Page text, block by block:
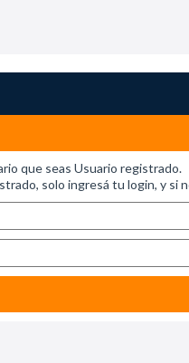
acierto estuvo en el
cuando aparece como
tiene nada que ver
duda que es Luisa
especialmente al
de verla dos
técnico, sino por
Fue en cierta
y no por eso soy un
que pasaron
que seas Usuario registrado.
solo ingresá tu login, y si